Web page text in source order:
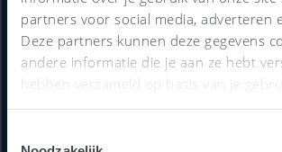
partners voor social media, adverteren
Deze partners kunnen deze gegevens
andere informatie die je aan ze hebt
hebben verzameld op basis van je
services.
Alles-in-één-
€59